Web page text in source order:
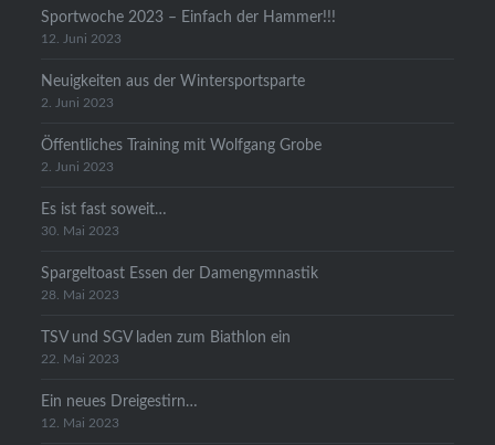
Sportwoche 2023 – Einfach der Hammer!!!
12. Juni 2023
Neuigkeiten aus der Wintersportsparte
2. Juni 2023
Öffentliches Training mit Wolfgang Grobe
2. Juni 2023
Es ist fast soweit…
30. Mai 2023
Spargeltoast Essen der Damengymnastik
28. Mai 2023
TSV und SGV laden zum Biathlon ein
22. Mai 2023
Ein neues Dreigestirn…
12. Mai 2023